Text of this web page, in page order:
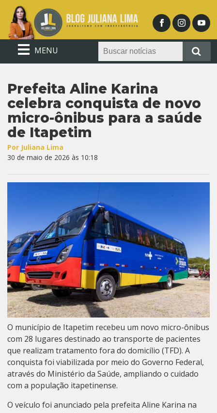
MENU
Prefeita Aline Karina
celebra conquista de novo
micro-ônibus para a saúde
de Itapetim
Por Juliana Lima
30 de maio de 2026 às 10:18
O município de Itapetim recebeu um novo micro-ônibus
com 28 lugares destinado ao transporte de pacientes
que realizam tratamento fora do domicílio (TFD). A
conquista foi viabilizada por meio do Governo Federal,
através do Ministério da Saúde, ampliando o cuidado
com a população itapetinense.
O veículo foi anunciado pela prefeita Aline Karina na